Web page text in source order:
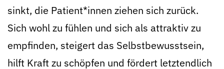
sinkt, die Patient*innen ziehen sich zurück.
Sich wohl zu fühlen und sich als attraktiv zu
empfinden, steigert das Selbstbewusstsein,
hilft Kraft zu schöpfen und fördert letztendlich